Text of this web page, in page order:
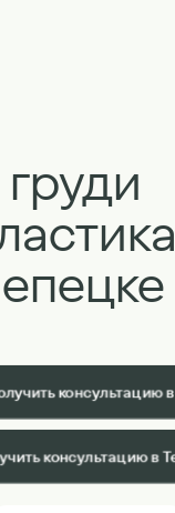
консультацию
консультацию в